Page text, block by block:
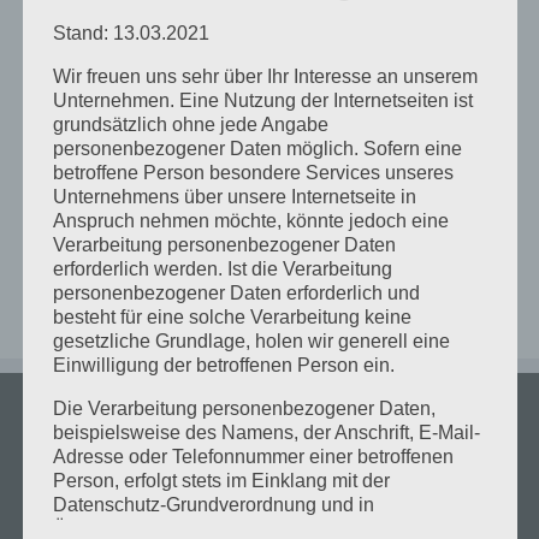
Du bist herzlich zur Teilnahme eingeladen!
dich interessieren, dann trag sie am Besten gleich ein
Um die Tagesordnung anzuschauen und zu
bearbeiten musst du im Wiki als Mitglied angemeldet
sein.
ÖFFNUNGSZEITEN
Dienstag 18:00 bis 20:00
Stand: 13.03.2021
Wir freuen uns sehr über Ihr Interesse an unserem
Unternehmen. Eine Nutzung der Internetseiten ist
grundsätzlich ohne jede Angabe
personenbezogener Daten möglich. Sofern eine
betroffene Person besondere Services unseres
Unternehmens über unsere Internetseite in
Anspruch nehmen möchte, könnte jedoch eine
Verarbeitung personenbezogener Daten
erforderlich werden. Ist die Verarbeitung
personenbezogener Daten erforderlich und
besteht für eine solche Verarbeitung keine
gesetzliche Grundlage, holen wir generell eine
Einwilligung der betroffenen Person ein.
Die Verarbeitung personenbezogener Daten,
beispielsweise des Namens, der Anschrift, E-Mail-
Adresse oder Telefonnummer einer betroffenen
Person, erfolgt stets im Einklang mit der
Datenschutz-Grundverordnung und in